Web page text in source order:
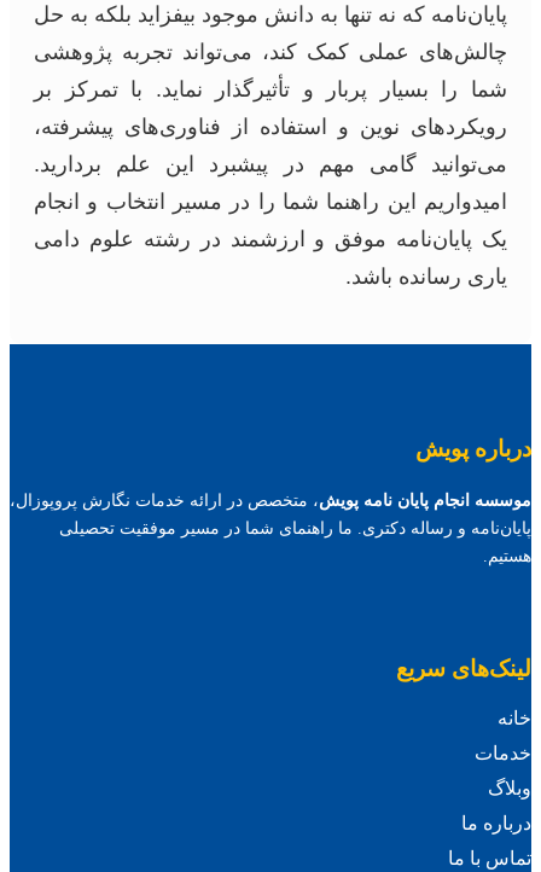
پایان‌نامه که نه تنها به دانش موجود بیفزاید بلکه به حل
چالش‌های عملی کمک کند، می‌تواند تجربه پژوهشی
شما را بسیار پربار و تأثیرگذار نماید. با تمرکز بر
رویکردهای نوین و استفاده از فناوری‌های پیشرفته،
می‌توانید گامی مهم در پیشبرد این علم بردارید.
امیدواریم این راهنما شما را در مسیر انتخاب و انجام
یک پایان‌نامه موفق و ارزشمند در رشته علوم دامی
یاری رسانده باشد.
درباره پویش
موسسه انجام پایان نامه پویش، متخصص در ارائه خدمات نگارش پروپوزال،
پایان‌نامه و رساله دکتری. ما راهنمای شما در مسیر موفقیت تحصیلی
هستیم.
لینک‌های سریع
خانه
خدمات
وبلاگ
درباره ما
تماس با ما